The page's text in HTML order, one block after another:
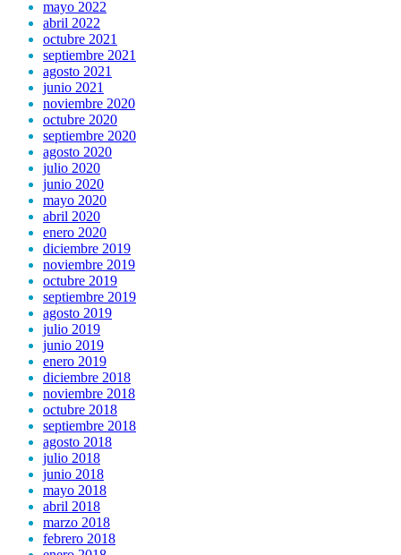
mayo 2022
abril 2022
octubre 2021
septiembre 2021
agosto 2021
junio 2021
noviembre 2020
octubre 2020
septiembre 2020
agosto 2020
julio 2020
junio 2020
mayo 2020
abril 2020
enero 2020
diciembre 2019
noviembre 2019
octubre 2019
septiembre 2019
agosto 2019
julio 2019
junio 2019
enero 2019
diciembre 2018
noviembre 2018
octubre 2018
septiembre 2018
agosto 2018
julio 2018
junio 2018
mayo 2018
abril 2018
marzo 2018
febrero 2018